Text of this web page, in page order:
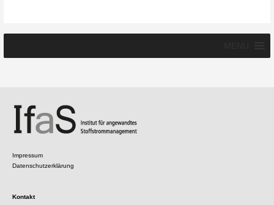
Impressum
Datenschutzerklärung
Kontakt